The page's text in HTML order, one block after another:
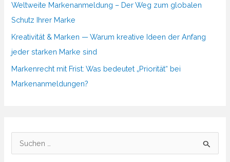
Weltweite Markenanmeldung – Der Weg zum globalen
Schutz Ihrer Marke
Kreativität & Marken — Warum kreative Ideen der Anfang
jeder starken Marke sind
Markenrecht mit Frist: Was bedeutet „Priorität“ bei
Markenanmeldungen?
u